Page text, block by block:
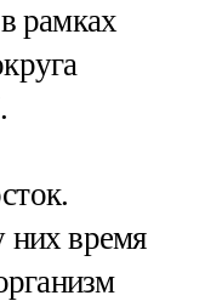
рамках
них время